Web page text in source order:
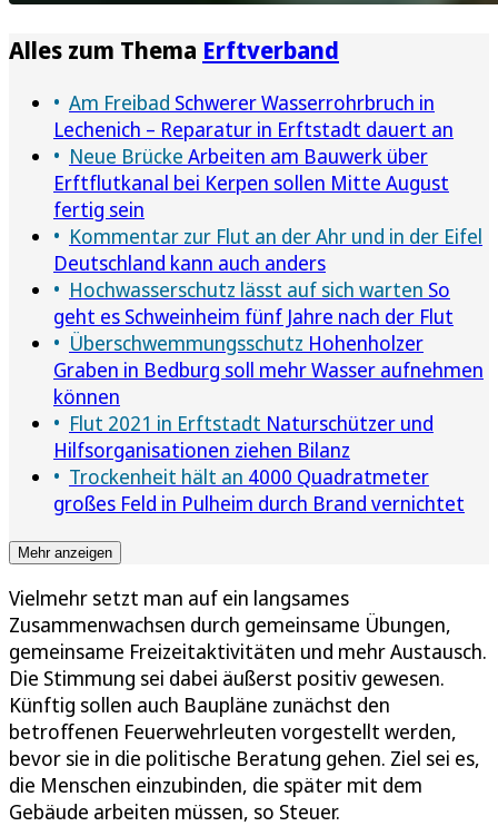
Alles zum Thema Erftverband
Am Freibad Schwerer Wasserrohrbruch in
Lechenich – Reparatur in Erftstadt dauert an
Neue Brücke Arbeiten am Bauwerk über
Erftflutkanal bei Kerpen sollen Mitte August
fertig sein
Kommentar zur Flut an der Ahr und in der Eifel
Deutschland kann auch anders
Hochwasserschutz lässt auf sich warten So
geht es Schweinheim fünf Jahre nach der Flut
Überschwemmungsschutz Hohenholzer
Graben in Bedburg soll mehr Wasser aufnehmen
können
Flut 2021 in Erftstadt Naturschützer und
Hilfsorganisationen ziehen Bilanz
Trockenheit hält an 4000 Quadratmeter
großes Feld in Pulheim durch Brand vernichtet
Mehr anzeigen
Vielmehr setzt man auf ein langsames
Zusammenwachsen durch gemeinsame Übungen,
gemeinsame Freizeitaktivitäten und mehr Austausch.
Die Stimmung sei dabei äußerst positiv gewesen.
Künftig sollen auch Baupläne zunächst den
betroffenen Feuerwehrleuten vorgestellt werden,
bevor sie in die politische Beratung gehen. Ziel sei es,
die Menschen einzubinden, die später mit dem
Gebäude arbeiten müssen, so Steuer.